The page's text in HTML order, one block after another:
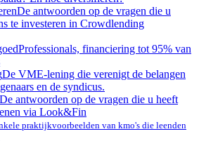
De antwoorden op de vragen die u
te investeren in Crowdlending
Professionals, financiering tot 95% van
De VME-lening die verenigt de belangen
en de syndicus.
De antwoorden op de vragen die u heeft
via Look&Fin
praktijkvoorbeelden van kmo's die leenden